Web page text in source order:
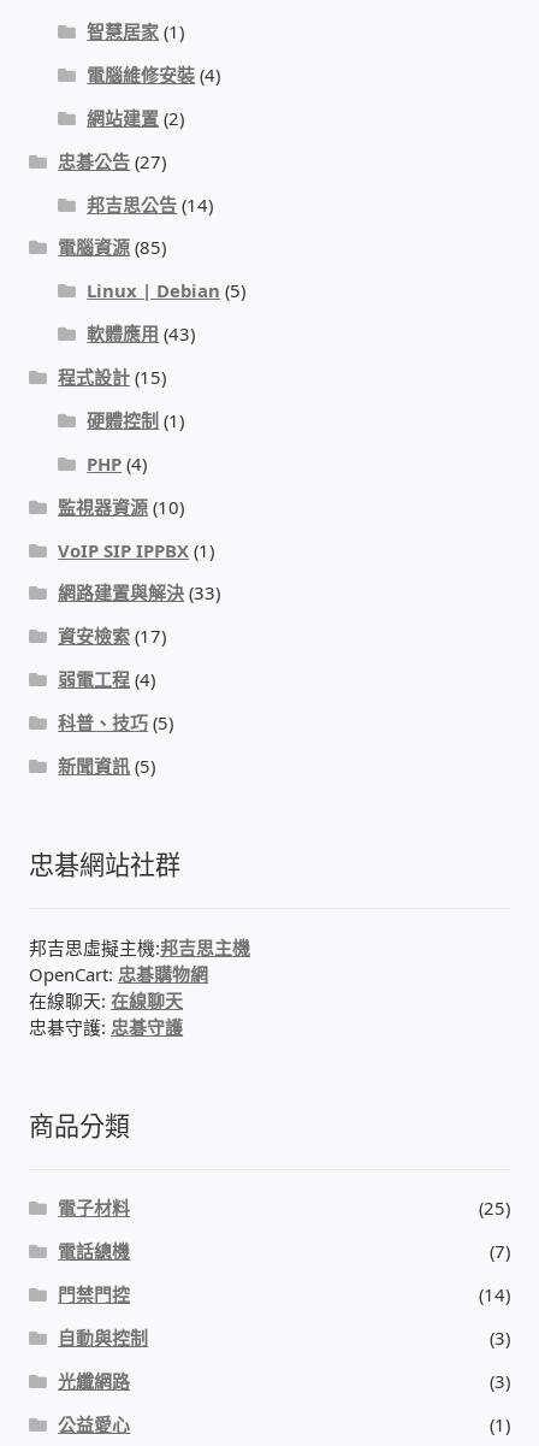
通航國際(Tonnet)
NEC SL2100 電話總機 數位IP通訊系統
聯盟電子(LINEMEX)
網路型門口視訊對講機
電話 工具 軟體 手冊
門禁安全控制
感應式門鎖、電子鎖
電梯樓層刷卡管制
停車場、社區大樓 車道管制系統
mOA雲考勤 指紋、卡片、手機APP GPS打卡
智慧櫃
電子鎖 凱特安Kwikset
門禁安全控制 工具 軟體 手冊
建築技術設備設置
租屋維修、租屋安全
智慧電錶、儲值、雲端 電子式電錶
公用房間插卡計費方案
智慧居家 (1)
電腦維修安裝 (4)
網站建置 (2)
忠碁公告 (27)
邦吉思公告 (14)
電腦資源 (85)
Linux | Debian (5)
軟體應用 (43)
程式設計 (15)
硬體控制 (1)
PHP (4)
監視器資源 (10)
VoIP SIP IPPBX (1)
網路建置與解決 (33)
資安檢索 (17)
弱電工程 (4)
科普、技巧 (5)
新聞資訊 (5)
忠碁網站社群
邦吉思虛擬主機:邦吉思主機
OpenCart:忠碁購物網
在線聊天:在線聊天
忠碁守護:忠碁守護
商品分類
電子材料
(25)
電話總機
(7)
門禁門控
(14)
自動與控制
(3)
光纖網路
(3)
公益愛心
(1)